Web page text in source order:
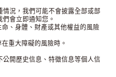
況，我們可能不會披露全部或部
會立即通知您。
、身體、財產或其他權益的風險
重大障礙的風險時。
開歷史信息、特徵信息等個人信